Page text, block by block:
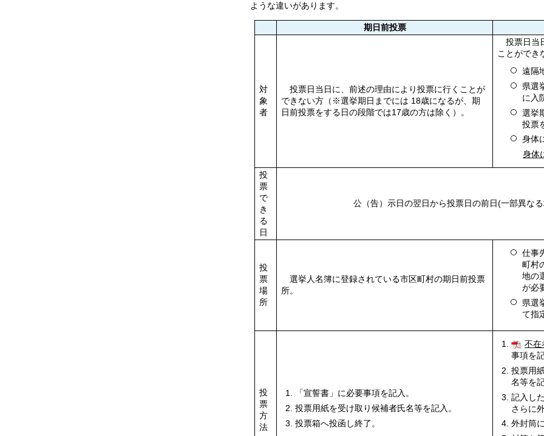
ような違いがあります。
期日前投票
対
象
者
投票日当日に、前述の理由により投票に行くことが
できない方（※選挙期日までには 18歳になるが、期
日前投票をする日の段階では17歳の方は除く）。
投票日当
ことができ
遠隔
県選
に入
選挙
投票
身体
身体
投
票
で
き
る
日
公（告）示日の翌日から投票日の前日(一部異なる
投
票
場
所
選挙人名簿に登録されている市区町村の期日前投票
所。
仕事
町村
地の
が必
県選
て指
投
票
方
法
「宣誓書」に必要事項を記入。
投票用紙を受け取り候補者氏名等を記入。
投票箱へ投函し終了。
不在
事項を記
投票用
名等を記
記入し
さらに
外封筒